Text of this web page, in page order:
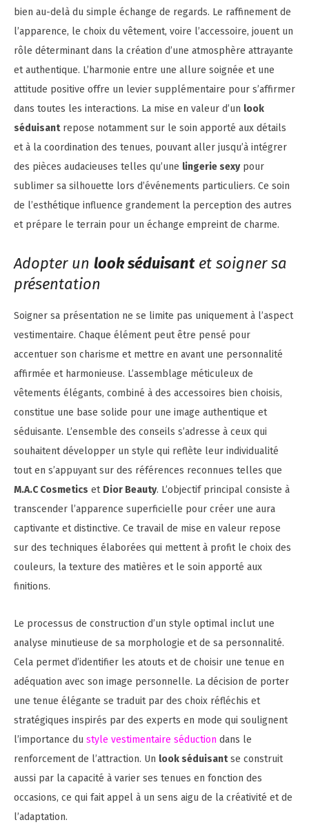
bien au-delà du simple échange de regards. Le raffinement de
l’apparence, le choix du vêtement, voire l’accessoire, jouent un
rôle déterminant dans la création d’une atmosphère attrayante
et authentique. L’harmonie entre une allure soignée et une
attitude positive offre un levier supplémentaire pour s’affirmer
dans toutes les interactions. La mise en valeur d’un look
séduisantrepose notamment sur le soin apporté aux détails
et à la coordination des tenues, pouvant aller jusqu’à intégrer
des pièces audacieuses telles qu’une lingerie sexypour
sublimer sa silhouette lors d’événements particuliers. Ce soin
de l’esthétique influence grandement la perception des autres
et prépare le terrain pour un échange empreint de charme.
Adopter un look séduisantet soigner sa
présentation
Soigner sa présentation ne se limite pas uniquement à l’aspect
vestimentaire. Chaque élément peut être pensé pour
accentuer son charisme et mettre en avant une personnalité
affirmée et harmonieuse. L’assemblage méticuleux de
vêtements élégants, combiné à des accessoires bien choisis,
constitue une base solide pour une image authentique et
séduisante. L’ensemble des conseils s’adresse à ceux qui
souhaitent développer un style qui reflète leur individualité
tout en s’appuyant sur des références reconnues telles que
M.A.C Cosmetics et Dior Beauty. L’objectif principal consiste à
transcender l’apparence superficielle pour créer une aura
captivante et distinctive. Ce travail de mise en valeur repose
sur des techniques élaborées qui mettent à profit le choix des
couleurs, la texture des matières et le soin apporté aux
finitions.
Le processus de construction d’un style optimal inclut une
analyse minutieuse de sa morphologie et de sa personnalité.
Cela permet d’identifier les atouts et de choisir une tenue en
adéquation avec son image personnelle. La décision de porter
une tenue élégante se traduit par des choix réfléchis et
stratégiques inspirés par des experts en mode qui soulignent
l’importance du style vestimentaire séduction dans le
renforcement de l’attraction. Un look séduisantse construit
aussi par la capacité à varier ses tenues en fonction des
occasions, ce qui fait appel à un sens aigu de la créativité et de
l’adaptation.